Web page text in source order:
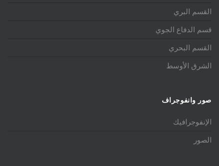
القسم البري
قسم الدفاع الجوي
القسم البحري
الشرق الأوسط
صور وانفوجراف
الإنفوجرافيك
الصور